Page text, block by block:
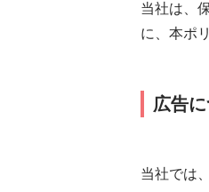
当社は、
に、本ポ
広告
当社では